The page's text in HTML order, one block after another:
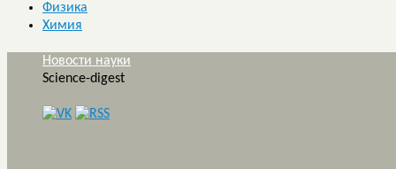
Физика
Химия
Новости науки
Science-digest